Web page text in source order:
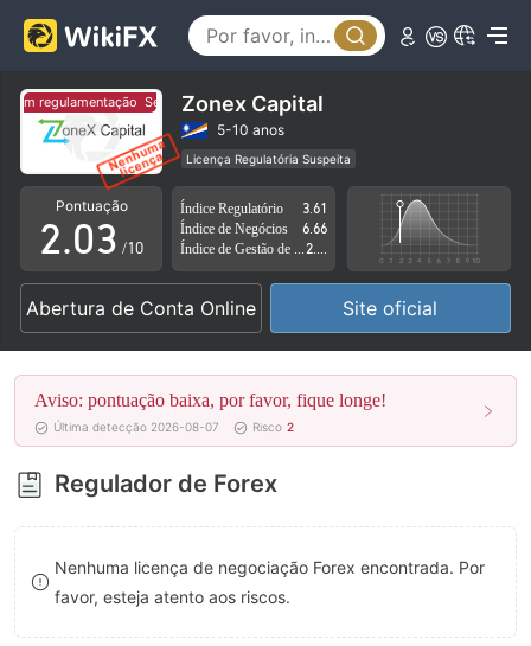
regulamentação Sem regulamentação
Zonex Capital
5-10 anos
Licença Regulatória Suspeita
Região de negócios suspeita
Risco potencial alto
Pontuação
0
1
2
3
4
5
6
7
8
9
.0
1
2
3
4
5
6
7
8
0
1
2
3
4
5
6
7
8
9
/10
Índice Regulatório
3.61
Índice de Negócios
6.66
Abertura de Conta Online Site oficial
Aviso: pontuação baixa, por favor, fique longe!
Última detecção 2026-08-07 Risco 2
Regulador de Forex
Nenhuma licença de negociação Forex encontrada. Por
favor, esteja atento aos riscos.